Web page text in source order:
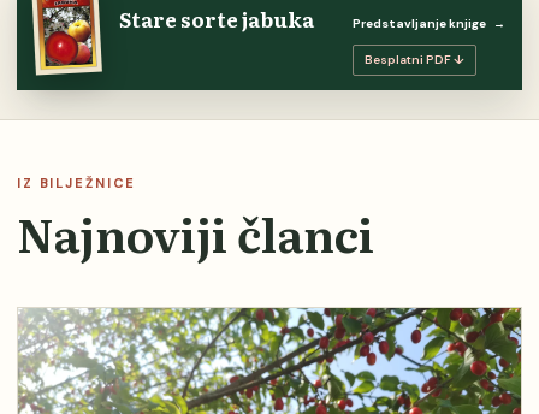
Stare sorte jabuka Predstavljanje knjige →
Besplatni PDF ↓
IZ BILJEŽNICE
Najnoviji članci